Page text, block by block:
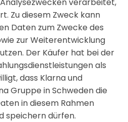
Zu diesem Zweck kann
Daten zum Zwecke des
zur Weiterentwicklung
Der Käufer hat bei der
als
dass Klarna und
Gruppe in Schweden die
in diesem Rahmen
speichern dürfen.